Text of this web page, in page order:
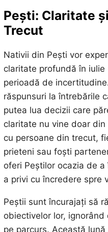
Pești: Claritate
Trecut
Nativii din Pești vor
claritate profundă în
perioadă de
răspunsuri la întrebările
putea lua decizii care
claritate nu vine doar
cu persoane din trecut,
prieteni sau foști
oferi Peștilor ocazia de
a privi cu încredere spre
Peștii sunt încurajați să
obiectivelor lor,
pe parcurs. Această